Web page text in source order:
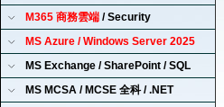
M365 商務雲端 / Security
MS Azure / Windows Server 2025
MS Exchange / SharePoint / SQL
MS MCSA / MCSE 全科 / .NET